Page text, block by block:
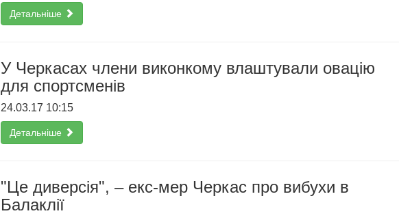
Детальніше
У Черкасах члени виконкому влаштували овацію
для спортсменів
24.03.17 10:15
Детальніше
"Це диверсія", – екс-мер Черкас про вибухи в
Балаклії